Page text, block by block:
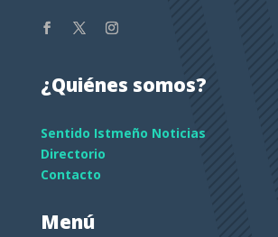
¿Quiénes somos?
Sentido Istmeño Noticias
Directorio
Contacto
Menú